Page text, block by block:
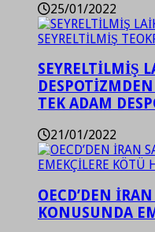
25/01/2022
SEYRELTİLMİŞ
TEK ADAM
21/01/2022
OECD’DEN
KONUSUNDA